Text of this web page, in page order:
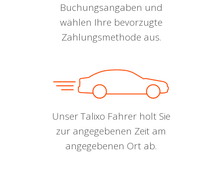
Buchungsangaben und
wählen Ihre bevorzugte
Zahlungsmethode aus.
Unser Talixo Fahrer holt Sie
zur angegebenen Zeit am
angegebenen Ort ab.